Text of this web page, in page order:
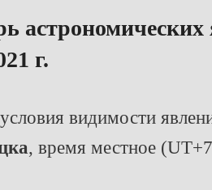
астрономических
г.
видимости
, время местное